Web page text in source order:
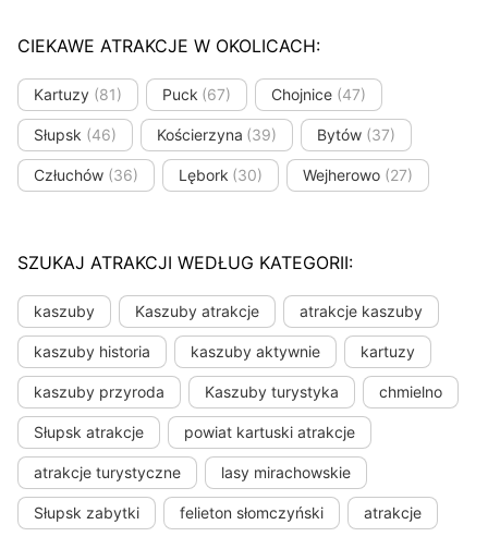
CIEKAWE ATRAKCJE W OKOLICACH:
Kartuzy (81) Puck (67) Chojnice (47)
Słupsk (46) Kościerzyna (39) Bytów (37)
Człuchów (36) Lębork (30) Wejherowo (27)
SZUKAJ ATRAKCJI WEDŁUG KATEGORII:
kaszuby Kaszuby atrakcje atrakcje kaszuby
kaszuby historia kaszuby aktywnie kartuzy
kaszuby przyroda Kaszuby turystyka chmielno
Słupsk atrakcje powiat kartuski atrakcje
atrakcje turystyczne lasy mirachowskie
Słupsk zabytki felieton słomczyński atrakcje